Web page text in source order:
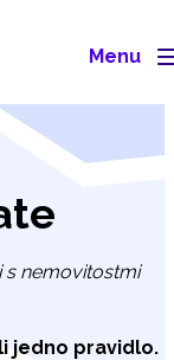
Menu
s nemovitostmi
jedno pravidlo.